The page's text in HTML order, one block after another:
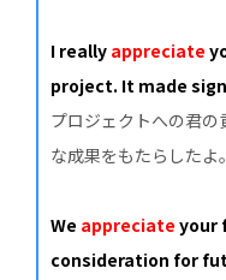
I really appreciate
project. It made
プロジェクトへの君
な成果をもたらしたよ。
We appreciate your
consideration for